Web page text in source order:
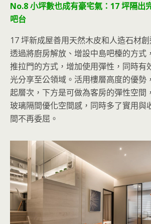
No.8 小坪數也成有豪宅氣：17 坪隔出
吧台
17 坪新成屋善用天然木皮和人造石材
透過將廚房解放、增設中島吧檯的方式
推拉門的方式，增加使用彈性，同時有
光分享至公領域。活用樓層高度的優勢
起層次，下方是可做為客房的彈性空間
玻璃隔間優化空間感，同時多了實用與
間不再委屈。